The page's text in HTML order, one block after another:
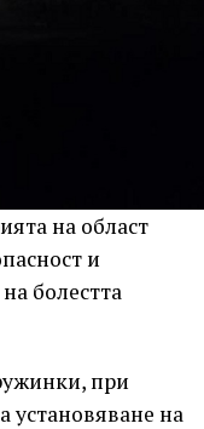
на област
и
болестта
при
установяване на